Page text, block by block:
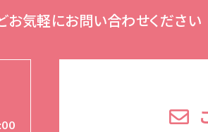
お気軽にお問い合わせください